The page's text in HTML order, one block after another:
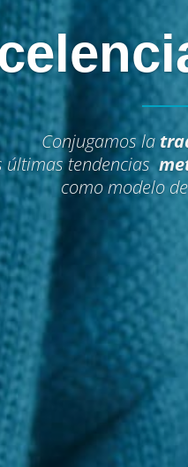
Conjugamos la
últimas tendencias
como modelo de